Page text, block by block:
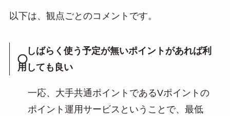
以下は、観点ごとのコメントです。
しばらく使う予定が無いポイントがあれば利
用しても良い
一応、大手共通ポイントであるVポイントの
ポイント運用サービスということで、最低